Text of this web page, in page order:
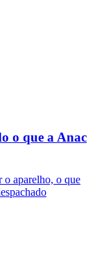
o que a Anac
o aparelho, o que